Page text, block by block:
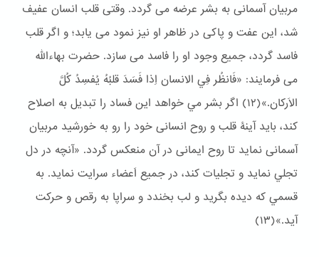
مربیان آسمانی به بشر عرضه می گردد. وقتی قلب انسان عفیف
شد، این عفت و پاکی در ظاهر او نیز نمود می یابد؛ و اگر قلب
فاسد گردد، جمیع وجود او را فاسد می سازد. حضرت بهاءالله
می فرمایند: «فَانظُر فِي الانسان اِذا فَسَدَ قلبُهُ يُفسِدُ كُلَّ
الاَركان.»(١٢) اگر بشر مي خواهد اين فساد را تبديل به اصلاح
كند، بايد آینۀ قلب و روح انسانی خود را رو به خورشید مربیان
آسمانی نماید تا روح ایمانی در آن منعکس گردد. «آنچه در دل
تجلي نمايد و تجليات كند، در جميع اَعضاء سرايت نمايد. به
قسمي كه ديده بگريد و لب بخندد و سراپا به رقص و حركت
آيد.»(١٣)